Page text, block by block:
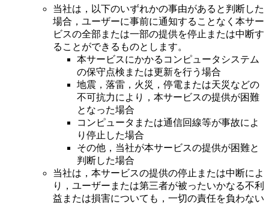
当社は，以下のいずれかの事由があると判断した
場合，ユーザーに事前に通知することなく本サー
ビスの全部または一部の提供を停止または中断す
ることができるものとします。
本サービスにかかるコンピュータシステム
の保守点検または更新を行う場合
地震，落雷，火災，停電または天災などの
不可抗力により，本サービスの提供が困難
となった場合
コンピュータまたは通信回線等が事故によ
り停止した場合
その他，当社が本サービスの提供が困難と
判断した場合
当社は，本サービスの提供の停止または中断によ
り，ユーザーまたは第三者が被ったいかなる不利
益または損害についても，一切の責任を負わない